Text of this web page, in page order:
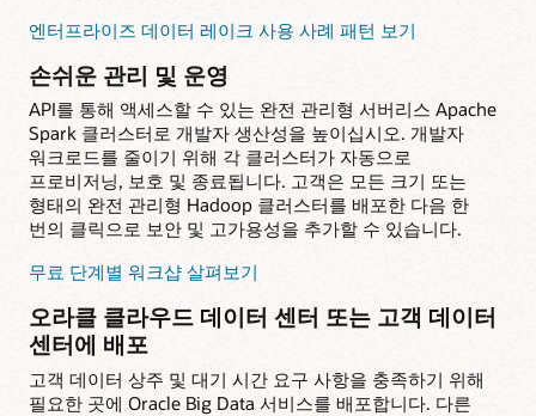
엔터프라이즈 데이터 레이크 사용 사례 패턴 보기
손쉬운 관리 및 운영
API를 통해 액세스할 수 있는 완전 관리형 서버리스 Apache
Spark 클러스터로 개발자 생산성을 높이십시오. 개발자
워크로드를 줄이기 위해 각 클러스터가 자동으로
프로비저닝, 보호 및 종료됩니다. 고객은 모든 크기 또는
형태의 완전 관리형 Hadoop 클러스터를 배포한 다음 한
번의 클릭으로 보안 및 고가용성을 추가할 수 있습니다.
무료 단계별 워크샵 살펴보기
오라클 클라우드 데이터 센터 또는 고객 데이터
센터에 배포
고객 데이터 상주 및 대기 시간 요구 사항을 충족하기 위해
필요한 곳에 Oracle Big Data 서비스를 배포합니다. 다른